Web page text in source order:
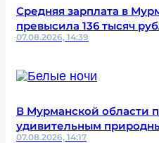
Средняя зарплата в
превысила 136 тысяч
07.08.2026, 14:39
В Мурманской области
удивительным
07.08.2026, 14:17